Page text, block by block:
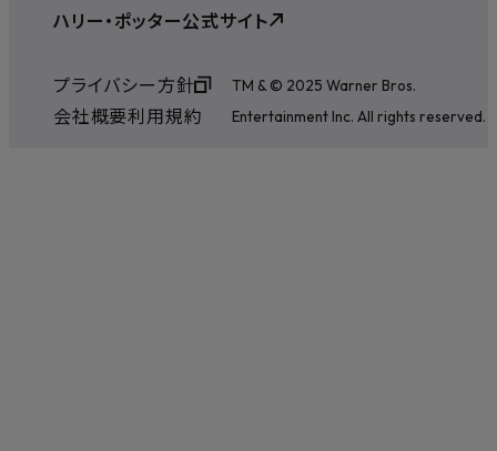
ハリー・ポッター公式サイト
プライバシー方針
会社概要利用規約
TM & © 2025 Warner Bros.
Entertainment Inc. All rights reserved.